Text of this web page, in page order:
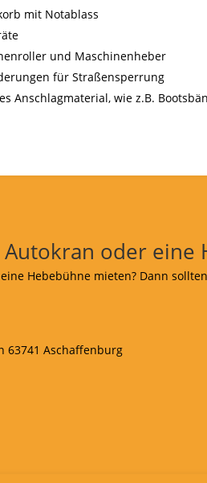
mit Notablass
und Maschinenheber
für Straßensperrung
Anschlagmaterial, wie z.B.
oder eine
Hebebühne mieten? Dann
63741 Aschaffenburg